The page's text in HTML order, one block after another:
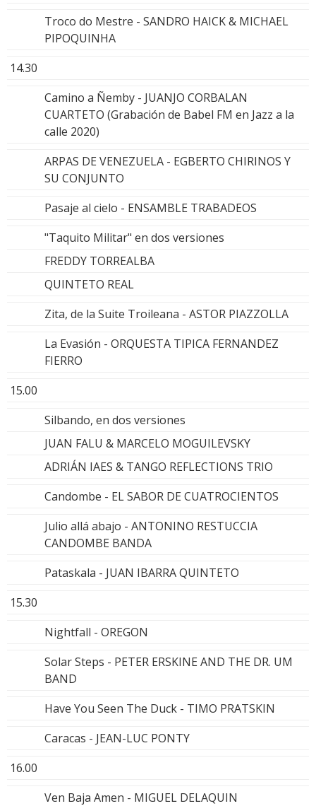
Troco do Mestre - SANDRO HAICK & MICHAEL
PIPOQUINHA
14.30
Camino a Ñemby - JUANJO CORBALAN
CUARTETO (Grabación de Babel FM en Jazz a la
calle 2020)
ARPAS DE VENEZUELA - EGBERTO CHIRINOS Y
SU CONJUNTO
Pasaje al cielo - ENSAMBLE TRABADEOS
"Taquito Militar" en dos versiones
FREDDY TORREALBA
QUINTETO REAL
Zita, de la Suite Troileana - ASTOR PIAZZOLLA
La Evasión - ORQUESTA TIPICA FERNANDEZ
FIERRO
15.00
Silbando, en dos versiones
JUAN FALU & MARCELO MOGUILEVSKY
ADRIÁN IAES & TANGO REFLECTIONS TRIO
Candombe - EL SABOR DE CUATROCIENTOS
Julio allá abajo - ANTONINO RESTUCCIA
CANDOMBE BANDA
Pataskala - JUAN IBARRA QUINTETO
15.30
Nightfall - OREGON
Solar Steps - PETER ERSKINE AND THE DR. UM
BAND
Have You Seen The Duck - TIMO PRATSKIN
Caracas - JEAN-LUC PONTY
16.00
Ven Baja Amen - MIGUEL DELAQUIN